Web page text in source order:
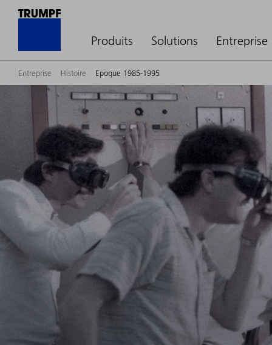
Produits Solutions Entreprise
Entreprise Histoire Epoque 1985-1995